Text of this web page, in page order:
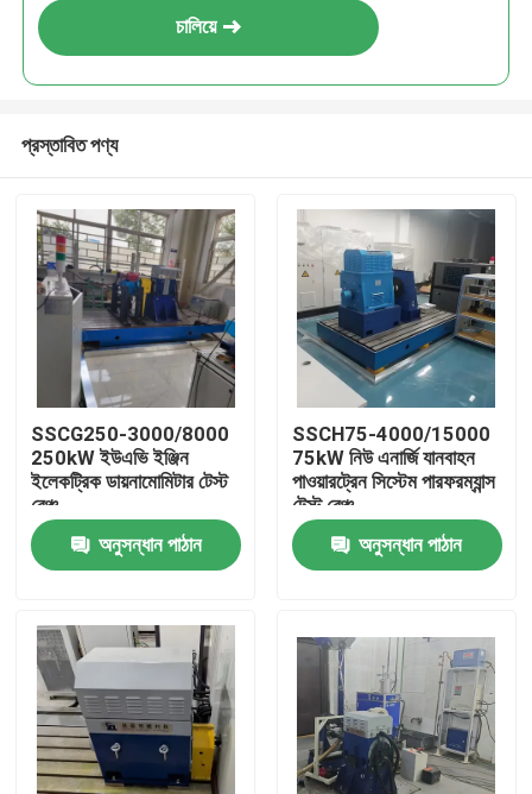
আমাদের সম্বন্ধে
কারখানা ভ্রমণ
চালিয়ে
প্রস্তাবিত পণ্য
SSCG250-3000/8000
250kW ইউএভি ইঞ্জিন
ইলেকট্রিক ডায়নামোমিটার টেস্ট
বেঞ্চ
অনুসন্ধান পাঠান
SSCH75-4000/15000
75kW নিউ এনার্জি যানবাহন
পাওয়ারট্রেন সিস্টেম পারফরম্যান্স
টেস্ট বেঞ্চ
অনুসন্ধান পাঠান